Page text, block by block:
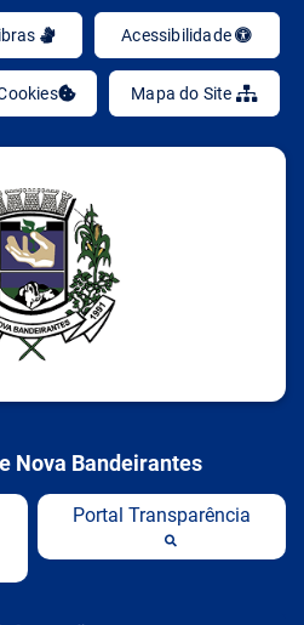
links de Acessibilidade
Mapa do Site
Nova Bandeirantes
Portal Transparência